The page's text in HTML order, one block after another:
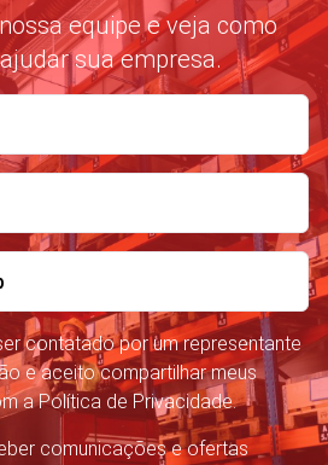
equipe e veja como
sua empresa.
contatado por um representante
e aceito compartilhar meus
a Política de Privacidade.
comunicações e ofertas